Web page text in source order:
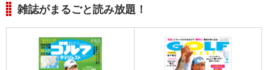
雑誌がまるごと読み放題！